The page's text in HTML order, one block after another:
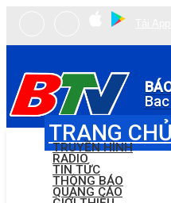
TRANG CHỦ
TRUYỀN HÌNH
RADIO
TIN TỨC
THÔNG BÁO
QUẢNG CÁO